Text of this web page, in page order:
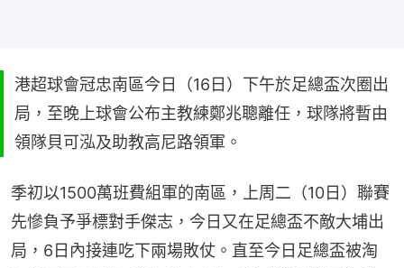
港超球會冠忠南區今日（16日）下午於足總盃次圈出
局，至晚上球會公布主教練鄭兆聰離任，球隊將暫由
領隊貝可泓及助教高尼路領軍。
季初以1500萬班費組軍的南區，上周二（10日）聯賽
先慘負予爭標對手傑志，今日又在足總盃不敵大埔出
局，6日內接連吃下兩場敗仗。直至今日足總盃被淘